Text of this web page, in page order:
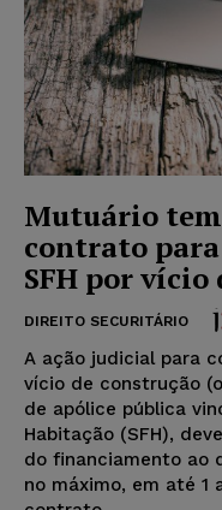
Mutuário
contrato
SFH por vício
DIREITO SECURITÁRIO
​A ação judicial para
vício de construção
de apólice pública
Habitação (SFH),
do financiamento ao
no máximo, em até 1